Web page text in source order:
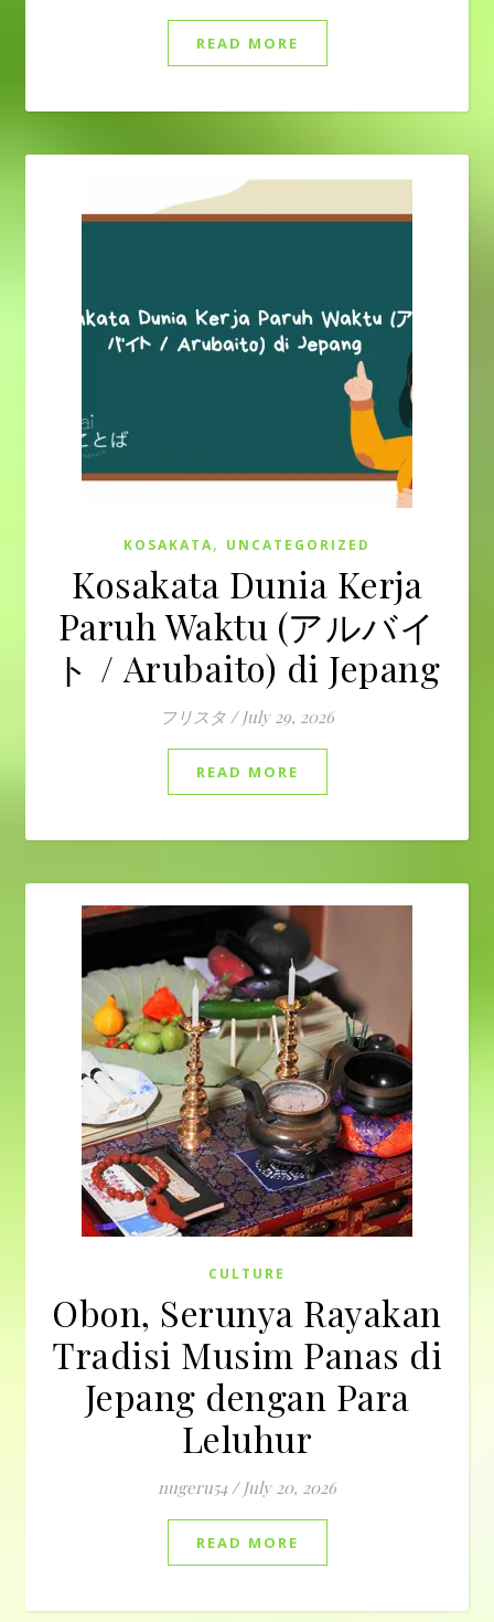
READ MORE
KOSAKATA, UNCATEGORIZED
Kosakata Dunia Kerja
Paruh Waktu (アルバイ
ト / Arubaito) di Jepang
フリスタ / July 29, 2026
READ MORE
CULTURE
Obon, Serunya Rayakan
Tradisi Musim Panas di
Jepang dengan Para
Leluhur
nugeru54 / July 20, 2026
READ MORE